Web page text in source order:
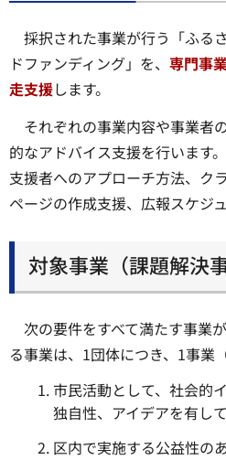
採択された事業が行う「ふる
ドファンディング」を、 専門事
走支援します。
それぞれの事業内容や事業者
的なアドバイス支援を行います
支援者へのアプローチ方法、ク
ページの作成支援、広報スケジ
対象事業（課題解決事
次の要件をすべて満たす事業
る事業は、1団体につき、1事業
市民活動として、社会的
独自性、アイデアを有し
区内で実施する公益性の